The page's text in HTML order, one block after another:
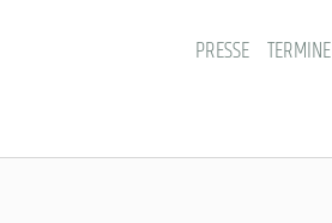
PRESSE TERMINE